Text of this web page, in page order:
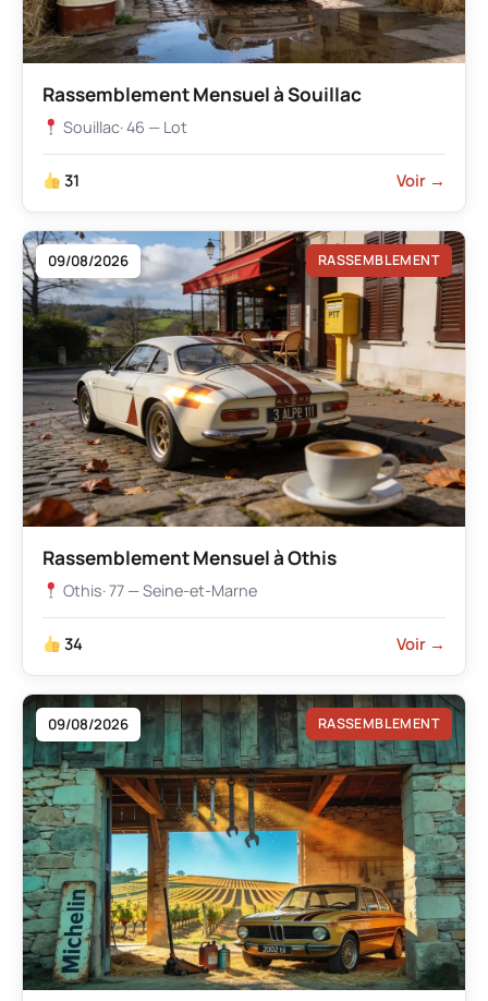
Rassemblement Mensuel à Souillac
Souillac· 46 — Lot
31 Voir →
09/08/2026 RASSEMBLEMENT
Rassemblement Mensuel à Othis
Othis· 77 — Seine-et-Marne
34 Voir →
09/08/2026 RASSEMBLEMENT